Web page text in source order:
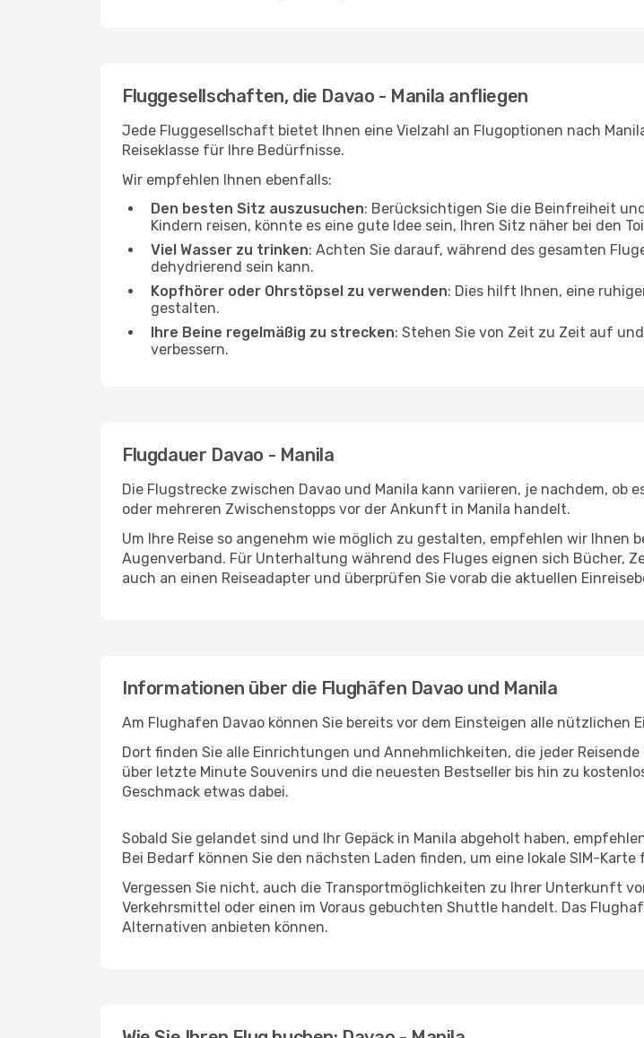
Fluggesellschaften, die Davao - Manila anfliegen
Jede Fluggesellschaft bietet Ihnen eine Vielzahl an Flugoptionen nach
Reiseklasse für Ihre Bedürfnisse.
Wir empfehlen Ihnen ebenfalls:
Den besten Sitz auszusuchen: Berücksichtigen Sie die Beinfreiheit
Kindern reisen, könnte es eine gute Idee sein, Ihren Sitz näher bei den
Viel Wasser zu trinken: Achten Sie darauf, während des gesamten
dehydrierend sein kann.
Kopfhörer oder Ohrstöpsel zu verwenden: Dies hilft Ihnen, eine
gestalten.
Ihre Beine regelmäßig zu strecken: Stehen Sie von Zeit zu Zeit auf
verbessern.
Flugdauer Davao - Manila
Die Flugstrecke zwischen Davao und Manila kann variieren, je nachdem,
oder mehreren Zwischenstopps vor der Ankunft in Manila handelt.
Um Ihre Reise so angenehm wie möglich zu gestalten, empfehlen wir Ihnen
Augenverband. Für Unterhaltung während des Fluges eignen sich Bücher,
auch an einen Reiseadapter und überprüfen Sie vorab die aktuellen
Informationen über die Flughäfen Davao und Manila
Am Flughafen Davao können Sie bereits vor dem Einsteigen alle
Dort finden Sie alle Einrichtungen und Annehmlichkeiten, die jeder
über letzte Minute Souvenirs und die neuesten Bestseller bis hin zu
Geschmack etwas dabei.
Sobald Sie gelandet sind und Ihr Gepäck in Manila abgeholt haben,
Bei Bedarf können Sie den nächsten Laden finden, um eine lokale SIM-
Vergessen Sie nicht, auch die Transportmöglichkeiten zu Ihrer Unterkunft
Verkehrsmittel oder einen im Voraus gebuchten Shuttle handelt. Das
Alternativen anbieten können.